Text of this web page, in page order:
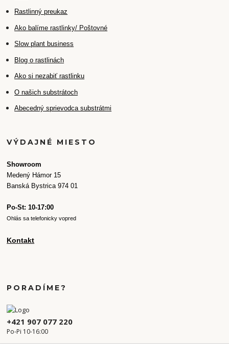
Rastlinný preukaz
Ako balíme rastlinky/ Poštovné
Slow plant business
Blog o rastlinách
Ako si nezabiť rastlinku
O našich substrátoch
Abecedný sprievodca substrátmi
VÝDAJNÉ MIESTO
Showroom
Medený Hámor 15
Banská Bystrica 974 01
Po-St: 10-17:00
Ohlás sa telefonicky vopred
Kontakt
PORADÍME?
+421 907 077 220
Po-Pi 10-16:00